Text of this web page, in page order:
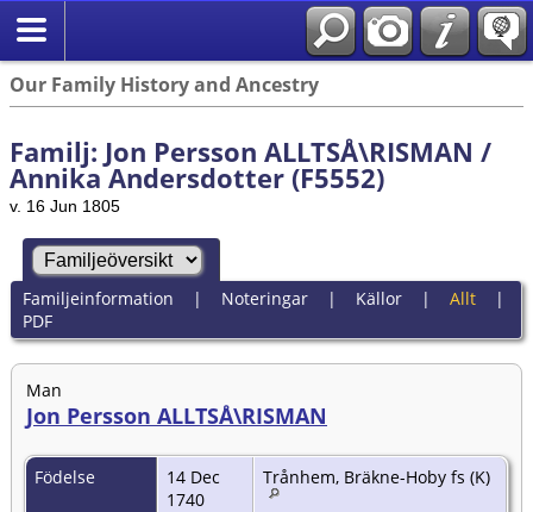
Our Family History and Ancestry
Familj: Jon Persson ALLTSÅ\RISMAN /
Annika Andersdotter (F5552)
v. 16 Jun 1805
Familjeinformation | Noteringar| Källor| Allt|
PDF
Man
Jon Persson ALLTSÅ\RISMAN
Födelse
14 Dec
1740
Trånhem, Bräkne-Hoby fs (K)